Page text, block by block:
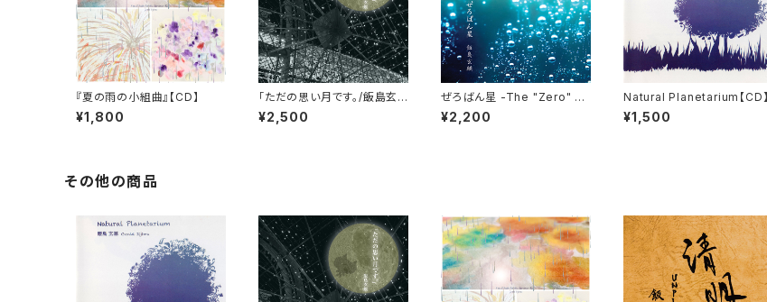
『夏の雨の小組曲』【CD】
¥1,800
「ただの思い月です。/飯島玄
麒」 【CD】
¥2,500
ぜろばん星 -The "Zero" St
ar- 【CD】
¥2,200
Natural Planetarium【CD】
¥1,500
その他の商品